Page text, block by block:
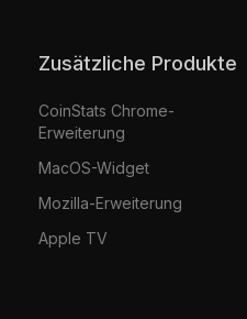
Zusätzliche Produkte
CoinStats Chrome-
Erweiterung
MacOS-Widget
Mozilla-Erweiterung
Apple TV